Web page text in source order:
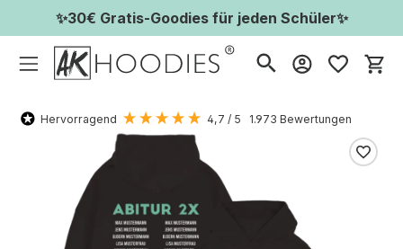
✨30€ Gratis-Goodies für jeden Schüler✨
Hervorragend 4,7 / 5 1.973 Bewertungen